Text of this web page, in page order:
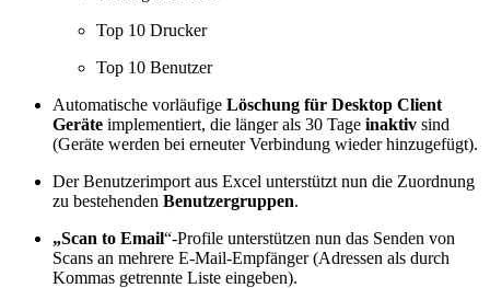
Top 10 Drucker
Top 10 Benutzer
Automatische vorläufige Löschung für Desktop Client
Geräte implementiert, die länger als 30 Tage inaktiv sind
(Geräte werden bei erneuter Verbindung wieder hinzugefügt).
Der Benutzerimport aus Excel unterstützt nun die Zuordnung
zu bestehenden Benutzergruppen.
„Scan to Email“-Profile unterstützen nun das Senden von
Scans an mehrere E-Mail-Empfänger (Adressen als durch
Kommas getrennte Liste eingeben).